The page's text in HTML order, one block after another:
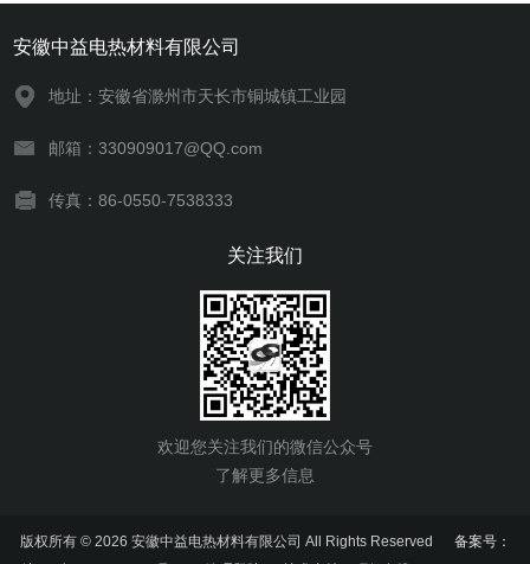
安徽中益电热材料有限公司
地址：安徽省滁州市天长市铜城镇工业园
邮箱：330909017@QQ.com
传真：86-0550-7538333
关注我们
欢迎您关注我们的微信公众号
了解更多信息
版权所有 © 2026 安徽中益电热材料有限公司 All Rights Reserved 备案号：